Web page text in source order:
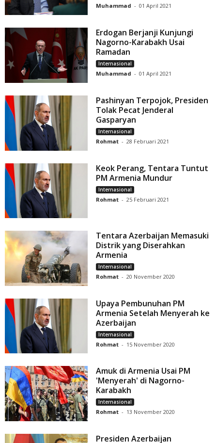
Muhammad - 01 April 2021
Erdogan Berjanji Kunjungi
Nagorno-Karabakh Usai
Ramadan
Internasional
Muhammad - 01 April 2021
Pashinyan Terpojok, Presiden
Tolak Pecat Jenderal
Gasparyan
Internasional
Rohmat - 28 Februari 2021
Keok Perang, Tentara Tuntut
PM Armenia Mundur
Internasional
Rohmat - 25 Februari 2021
Tentara Azerbaijan Memasuki
Distrik yang Diserahkan
Armenia
Internasional
Rohmat - 20 November 2020
Upaya Pembunuhan PM
Armenia Setelah Menyerah ke
Azerbaijan
Internasional
Rohmat - 15 November 2020
Amuk di Armenia Usai PM
'Menyerah' di Nagorno-
Karabakh
Internasional
Rohmat - 13 November 2020
Presiden Azerbaijan